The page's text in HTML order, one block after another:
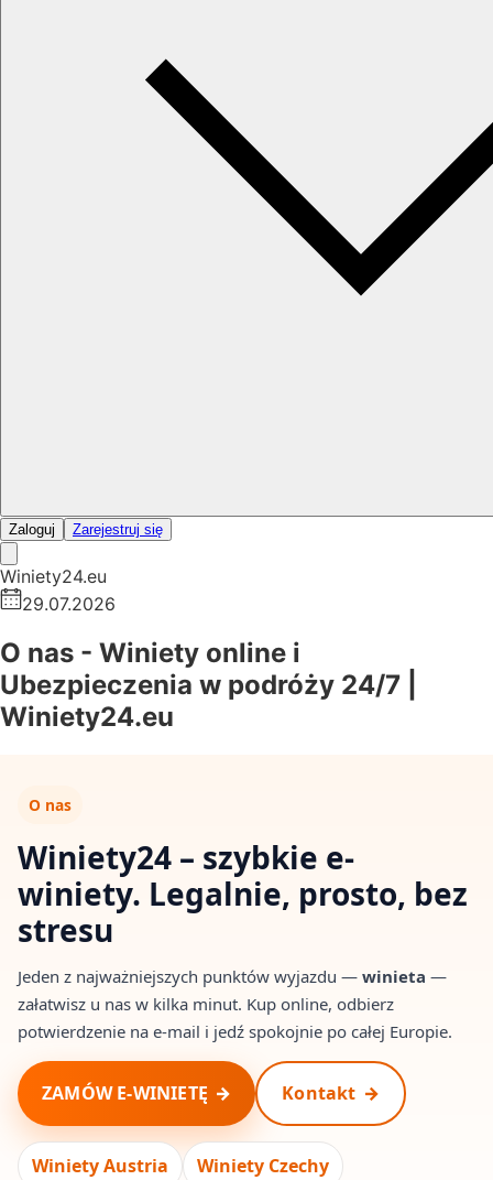
Zaloguj Zarejestruj się
Winiety24.eu
29.07.2026
O nas - Winiety online i
Ubezpieczenia w podróży 24/7 |
Winiety24.eu
O nas
Winiety24 – szybkie e-
winiety. Legalnie, prosto, bez
stresu
Jeden z najważniejszych punktów wyjazdu — winieta —
załatwisz u nas w kilka minut. Kup online, odbierz
potwierdzenie na e-mail i jedź spokojnie po całej Europie.
ZAMÓW E-WINIETĘ Kontakt
Winiety Austria Winiety Czechy